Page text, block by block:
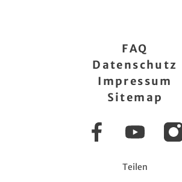
Teilen
FacebookYouTube
FAQ
Datenschutz
Impressum
Sitemap